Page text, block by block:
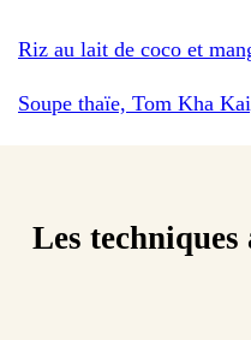
Riz au lait de coco et
Soupe thaïe, Tom Kha
Les techniques